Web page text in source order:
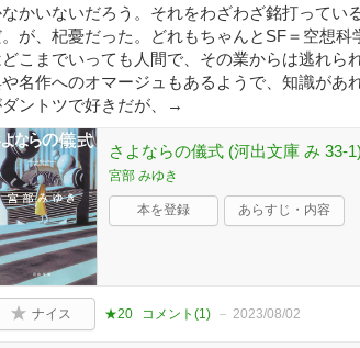
かいないだろう。それをわざわざ銘打ってい
。が、杞憂だった。どれもちゃんとSF＝空想
どこまでいっても人間で、その業からは逃れら
名作へのオマージュもあるようで、知識があ
ダントツで好きだが、→
さよならの儀式 (河出文庫 み 33-
宮部 みゆき
本を登録 あらすじ・内容
ナイス ★20 コメント(1) 2023/08/02